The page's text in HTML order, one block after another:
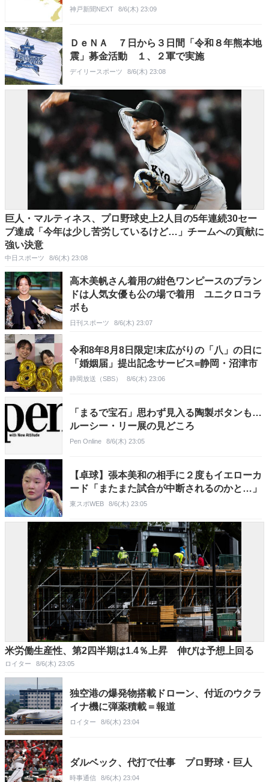
神戸新聞NEXT 8/6(木) 23:09
ＤｅＮＡ ７日から３日間「令和８年熊本地
震」募金活動 １、２軍で実施
デイリースポーツ 8/6(木) 23:08
巨人・マルティネス、プロ野球史上2人目の5年連続30セー
ブ達成「今年は少し苦労しているけど…」チームへの貢献に
強い決意
中日スポーツ 8/6(木) 23:08
高木美帆さん着用の紺色ワンピースのブラン
ドは人気女優も公の場で着用 ユニクロコラ
ボも
日刊スポーツ 8/6(木) 23:07
令和8年8月8日限定!末広がりの「八」の日に
「婚姻届」提出記念サービス=静岡・沼津市
静岡放送（SBS） 8/6(木) 23:06
「まるで宝石」思わず見入る陶製ボタンも…
ルーシー・リー展の見どころ
Pen Online 8/6(木) 23:05
【卓球】張本美和の相手に２度もイエローカ
ード「またまた試合が中断されるのかと…」
東スポWEB 8/6(木) 23:05
米労働生産性、第2四半期は1.4％上昇 伸びは予想上回る
ロイター 8/6(木) 23:05
独空港の爆発物搭載ドローン、付近のウクラ
イナ機に弾薬積載＝報道
ロイター 8/6(木) 23:04
ダルベック、代打で仕事 プロ野球・巨人
時事通信 8/6(木) 23:04